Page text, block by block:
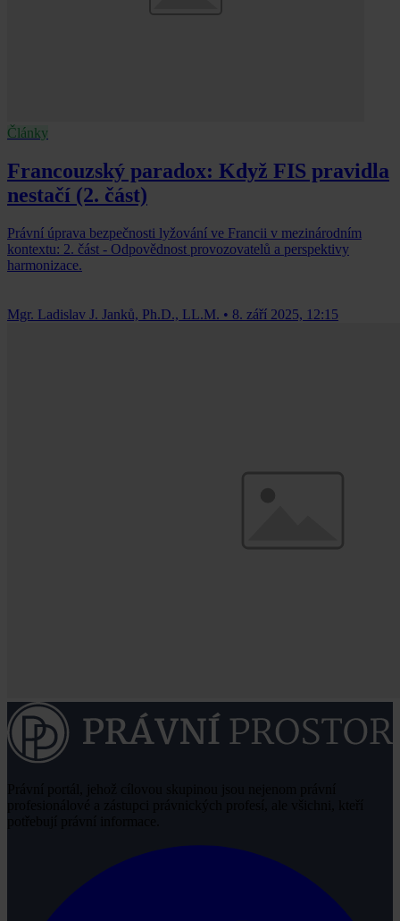
Články
Francouzský paradox: Když FIS pravidla
nestačí (2. část)
Právní úprava bezpečnosti lyžování ve Francii v mezinárodním
kontextu: 2. část - Odpovědnost provozovatelů a perspektivy
harmonizace.
Mgr. Ladislav J. Janků, Ph.D., LL.M. • 8. září 2025, 12:15